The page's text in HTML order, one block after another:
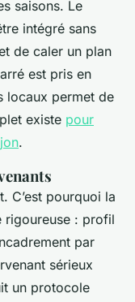
saisons. Le
intégré sans
de caler un plan
est pris en
locaux permet de
existe pour
.
C’est pourquoi la
rigoureuse : profil
par
sérieux
un protocole